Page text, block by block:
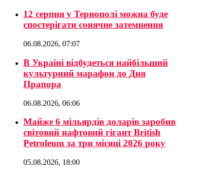
12 серпня у Тернополі можна буде
спостерігати сонячне затемнення
06.08.2026, 07:07
В Україні відбудеться найбільший
культурний марафон до Дня
Прапора
06.08.2026, 06:06
Майже 6 мільярдів доларів заробив
світовий нафтовий гігант British
Petroleum за три місяці 2026 року
05.08.2026, 18:00